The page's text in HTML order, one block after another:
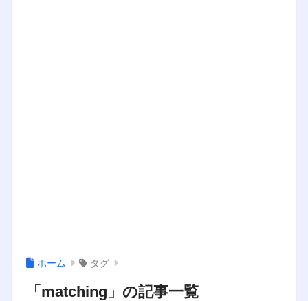
ホーム タグ
「matching」の記事一覧